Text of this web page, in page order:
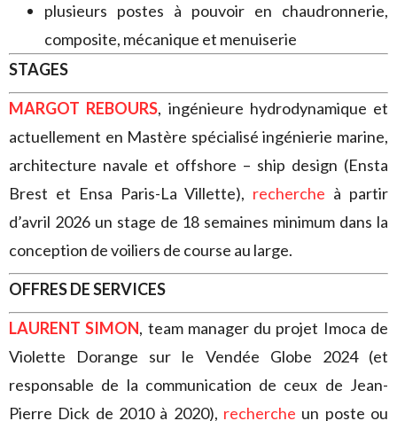
plusieurs postes à pouvoir en chaudronnerie,
composite, mécanique et menuiserie
STAGES
MARGOT REBOURS, ingénieure hydrodynamique et
actuellement en Mastère spécialisé ingénierie marine,
architecture navale et offshore – ship design (Ensta
Brest et Ensa Paris-La Villette), recherche à partir
d’avril 2026 un stage de 18 semaines minimum dans la
conception de voiliers de course au large.
OFFRES DE SERVICES
LAURENT SIMON, team manager du projet Imoca de
Violette Dorange sur le Vendée Globe 2024 (et
responsable de la communication de ceux de Jean-
Pierre Dick de 2010 à 2020), recherche un poste ou